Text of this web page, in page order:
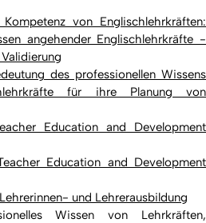
Kompetenz von Englischlehrkräften:
angehender Englischlehrkräfte -
des professionellen Wissens
für ihre Planung von
Education and Development
Education and Development
und Lehrerausbildung
Wissen von Lehrkräften,